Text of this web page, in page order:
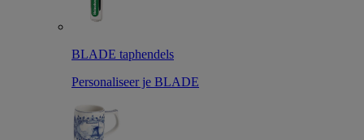
BLADE taphendels
Personaliseer je BLADE